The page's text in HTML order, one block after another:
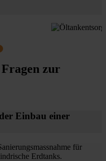
zur
Einbau einer
für
Erdtanks.